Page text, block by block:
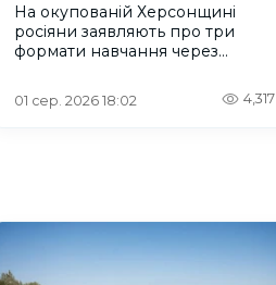
На окупованій Херсонщині
росіяни заявляють про три
формати навчання через
01 сер. 2026 18:02 4,317